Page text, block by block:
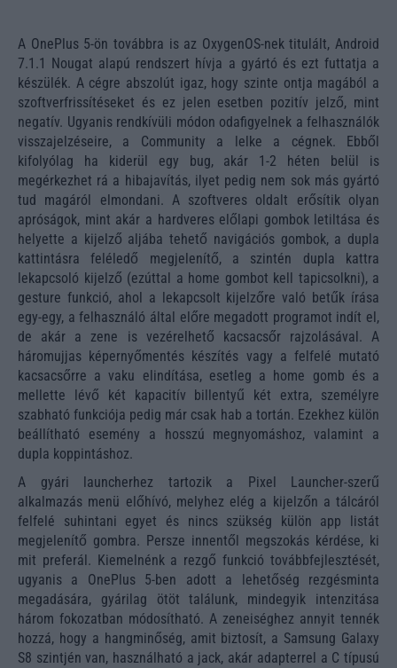
A OnePlus 5-ön továbbra is az OxygenOS-nek titulált, Android
7.1.1 Nougat alapú rendszert hívja a gyártó és ezt futtatja a
készülék. A cégre abszolút igaz, hogy szinte ontja magából a
szoftverfrissítéseket és ez jelen esetben pozitív jelző, mint
negatív. Ugyanis rendkívüli módon odafigyelnek a felhasználók
visszajelzéseire, a Community a lelke a cégnek. Ebből
kifolyólag ha kiderül egy bug, akár 1-2 héten belül is
megérkezhet rá a hibajavítás, ilyet pedig nem sok más gyártó
tud magáról elmondani. A szoftveres oldalt erősítik olyan
apróságok, mint akár a hardveres előlapi gombok letiltása és
helyette a kijelző aljába tehető navigációs gombok, a dupla
kattintásra feléledő megjelenítő, a szintén dupla kattra
lekapcsoló kijelző (ezúttal a home gombot kell tapicsolkni), a
gesture funkció, ahol a lekapcsolt kijelzőre való betűk írása
egy-egy, a felhasználó által előre megadott programot indít el,
de akár a zene is vezérelhető kacsacsőr rajzolásával. A
háromujjas képernyőmentés készítés vagy a felfelé mutató
kacsacsőrre a vaku elindítása, esetleg a home gomb és a
mellette lévő két kapacitív billentyű két extra, személyre
szabható funkciója pedig már csak hab a tortán. Ezekhez külön
beállítható esemény a hosszú megnyomáshoz, valamint a
dupla koppintáshoz.
A gyári launcherhez tartozik a Pixel Launcher-szerű
alkalmazás menü előhívó, melyhez elég a kijelzőn a tálcáról
felfelé suhintani egyet és nincs szükség külön app listát
megjelenítő gombra. Persze innentől megszokás kérdése, ki
mit preferál. Kiemelnénk a rezgő funkció továbbfejlesztését,
ugyanis a OnePlus 5-ben adott a lehetőség rezgésminta
megadására, gyárilag ötöt találunk, mindegyik intenzitása
három fokozatban módosítható. A zeneiséghez annyit tennék
hozzá, hogy a hangminőség, amit biztosít, a Samsung Galaxy
S8 szintjén van, használható a jack, akár adapterrel a C típusú